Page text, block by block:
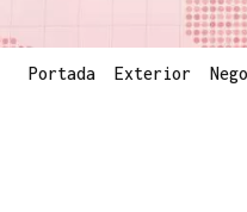
Portada Exterior